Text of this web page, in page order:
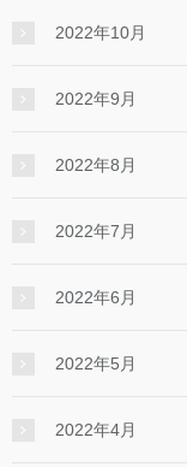
2022年10月
2022年9月
2022年8月
2022年7月
2022年6月
2022年5月
2022年4月